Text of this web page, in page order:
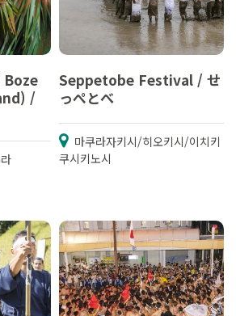
/
Seppetobe Festival / せ
っぺとべ
마쿠라자키시/히오키시/이치키
쿠시키노시